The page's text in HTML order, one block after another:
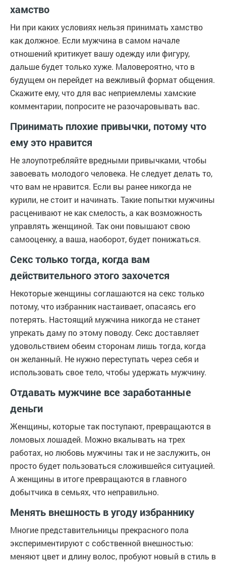
хамство
Ни при каких условиях нельзя принимать хамство
как должное. Если мужчина в самом начале
отношений критикует вашу одежду или фигуру,
дальше будет только хуже. Маловероятно, что в
будущем он перейдет на вежливый формат общения.
Скажите ему, что для вас неприемлемы хамские
комментарии, попросите не разочаровывать вас.
Принимать плохие привычки, потому что
ему это нравится
Не злоупотребляйте вредными привычками, чтобы
завоевать молодого человека. Не следует делать то,
что вам не нравится. Если вы ранее никогда не
курили, не стоит и начинать. Такие попытки мужчины
расценивают не как смелость, а как возможность
управлять женщиной. Так они повышают свою
самооценку, а ваша, наоборот, будет понижаться.
Секс только тогда, когда вам
действительного этого захочется
Некоторые женщины соглашаются на секс только
потому, что избранник настаивает, опасаясь его
потерять. Настоящий мужчина никогда не станет
упрекать даму по этому поводу. Секс доставляет
удовольствием обеим сторонам лишь тогда, когда
он желанный. Не нужно переступать через себя и
использовать свое тело, чтобы удержать мужчину.
Отдавать мужчине все заработанные
деньги
Женщины, которые так поступают, превращаются в
ломовых лошадей. Можно вкалывать на трех
работах, но любовь мужчины так и не заслужить, он
просто будет пользоваться сложившейся ситуацией.
А женщины в итоге превращаются в главного
добытчика в семьях, что неправильно.
Менять внешность в угоду избраннику
Многие представительницы прекрасного пола
экспериментируют с собственной внешностью:
меняют цвет и длину волос, пробуют новый в стиль в